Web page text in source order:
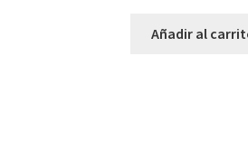
Añadir al